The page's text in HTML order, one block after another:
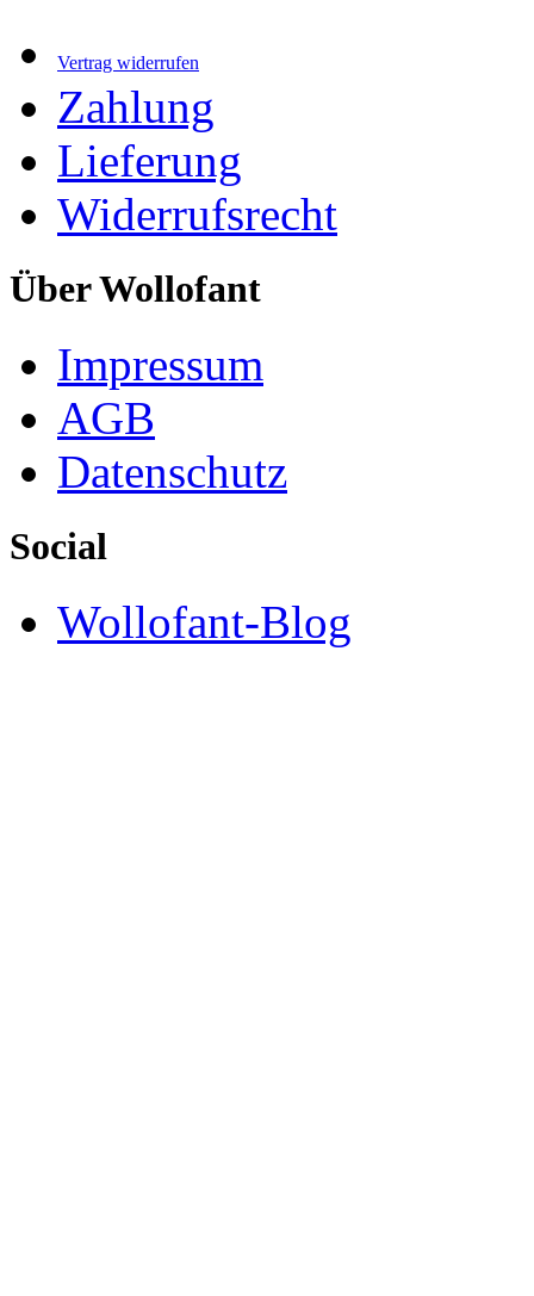
Vertrag widerrufen
Zahlung
Lieferung
Widerrufsrecht
Über Wollofant
Impressum
AGB
Datenschutz
Social
Wollofant-Blog